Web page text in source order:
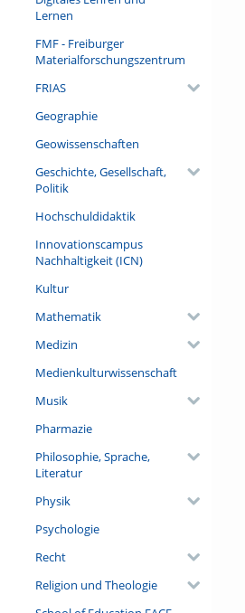
Lernen
FMF - Freiburger
Materialforschungszentrum
FRIAS
Geographie
Geowissenschaften
Geschichte, Gesellschaft,
Politik
Hochschuldidaktik
Innovationscampus
Nachhaltigkeit (ICN)
Kultur
Mathematik
Medizin
Medienkulturwissenschaft
Musik
Pharmazie
Philosophie, Sprache,
Literatur
Physik
Psychologie
Recht
Religion und Theologie